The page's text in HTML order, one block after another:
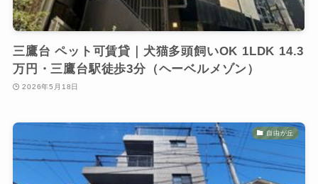
三鷹台 ペット可賃貸｜犬猫多頭飼いOK 1LDK 14.3
万円・三鷹台駅徒歩3分（ヘーベルメゾン）
2026年5月18日
自由が丘